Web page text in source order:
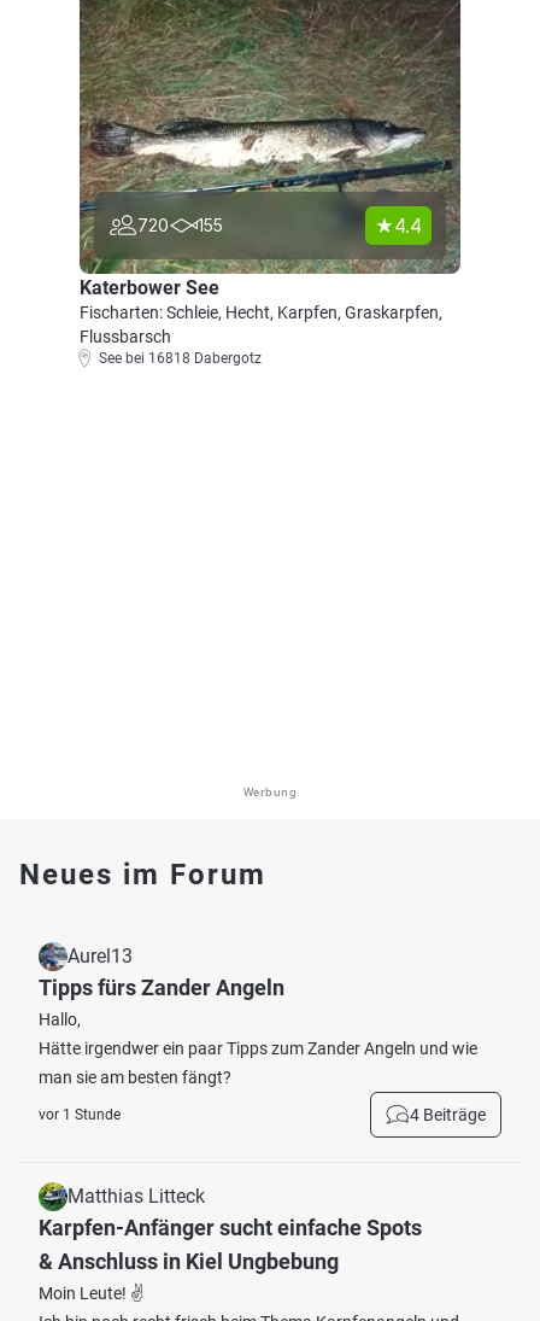
720 155 4.4
Katerbower See
Fischarten: Schleie, Hecht, Karpfen, Graskarpfen,
Flussbarsch
See bei 16818 Dabergotz
Werbung
Neues im Forum
Aurel13
Tipps fürs Zander Angeln
Hallo,
Hätte irgendwer ein paar Tipps zum Zander Angeln und wie
man sie am besten fängt?
vor 1 Stunde 4 Beiträge
Matthias Litteck
Karpfen-Anfänger sucht einfache Spots
& Anschluss in Kiel Ungbebung
Moin Leute! ✌️